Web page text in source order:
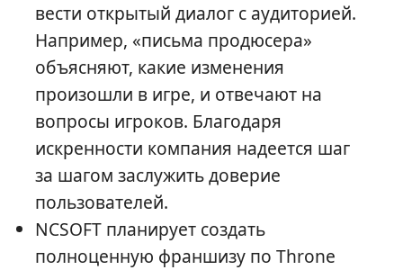
вести открытый диалог с аудиторией.
Например, «письма продюсера»
объясняют, какие изменения
произошли в игре, и отвечают на
вопросы игроков. Благодаря
искренности компания надеется шаг
за шагом заслужить доверие
пользователей.
NCSOFT планирует создать
полноценную франшизу по Throne